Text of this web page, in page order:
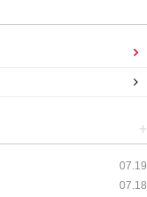
+
07.19
07.18